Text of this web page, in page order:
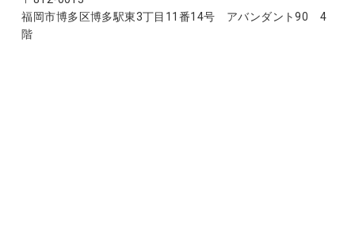
福岡市博多区博多駅東3丁目11番14号 アバンダント90 4
階